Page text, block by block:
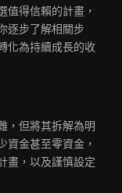
值得信賴的計畫，
逐步了解相關步
化為持續成長的收
，但將其拆解為明
資金甚至零資金，
畫，以及謹慎設定